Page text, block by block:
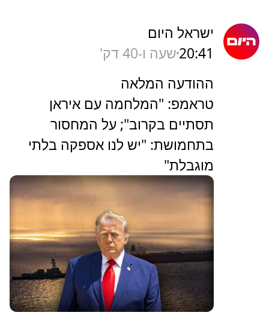
ישראל היום
20:41שעה ו-40 דק'
ההודעה המלאה
טראמפ: "המלחמה עם איראן
תסתיים בקרוב"; על המחסור
בתחמושת: "יש לנו אספקה בלתי
מוגבלת"